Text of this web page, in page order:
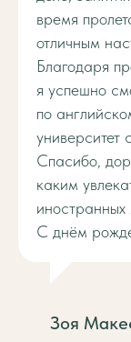
время
отличным
Благодаря
я успешно
по
университет
Спасибо,
каким
иностранных
С днём
Зоя